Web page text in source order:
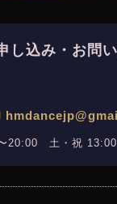
し込み・お問
20:00 土・祝